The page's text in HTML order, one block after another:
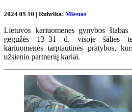
2024 05 10 | Rubrika: Miestas
Lietuvos kariuomenės gynybos
gegužės 13–31 d. visoje šalies
kariuomenės tarptautinės pratybos,
užsienio partnerių kariai.